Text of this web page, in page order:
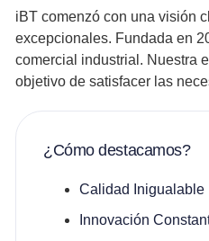
iBT comenzó con una visión
excepcionales. Fundada en
comercial industrial. Nuestra
objetivo de satisfacer las
¿Cómo destacamos?
Calidad Inigualable
Innovación